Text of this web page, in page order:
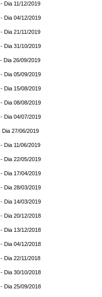
Dia 11/12/2019
Dia 04/12/2019
Dia 21/11/2019
Dia 31/10/2019
Dia 26/09/2019
Dia 05/09/2019
Dia 15/08/2019
Dia 08/08/2019
Dia 04/07/2019
Dia 27/06/2019
Dia 11/06/2019
Dia 22/05/2019
Dia 17/04/2019
Dia 28/03/2019
Dia 14/03/2019
Dia 20/12/2018
Dia 13/12/2018
Dia 04/12/2018
Dia 22/11/2018
Dia 30/10/2018
Dia 25/09/2018